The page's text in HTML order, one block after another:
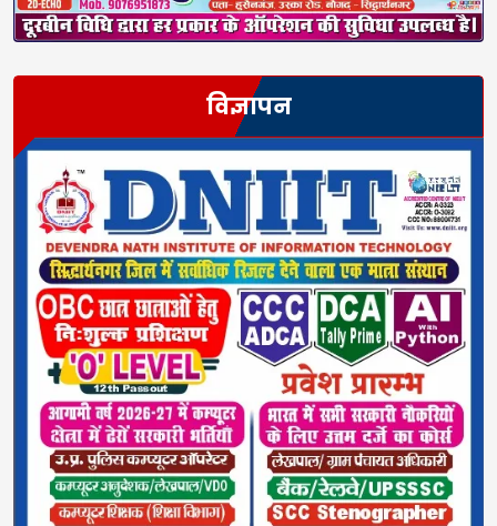
विज्ञापन